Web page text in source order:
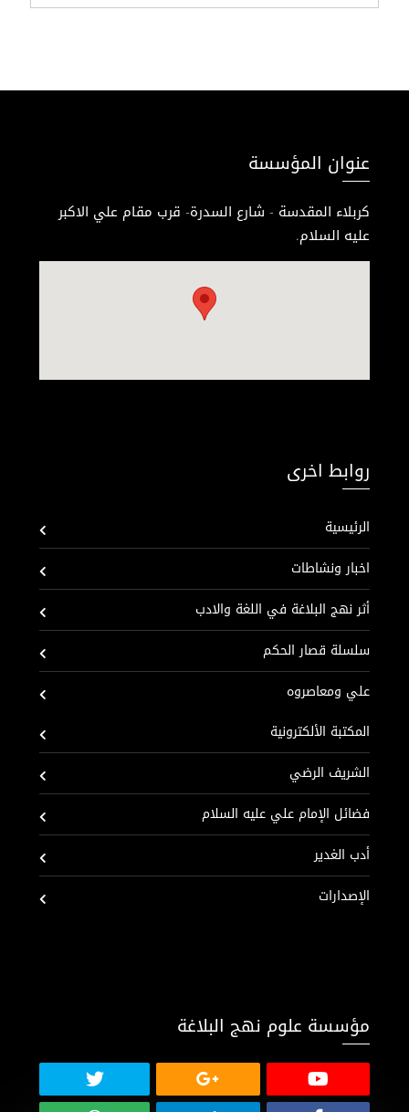
عنوان المؤسسة
كربلاء المقدسة - شارع السدرة- قرب مقام علي الاكبر
عليه السلام.
روابط اخرى
الرئيسية
اخبار ونشاطات
أثر نهج البلاغة في اللغة والادب
سلسلة قصار الحكم
علي ومعاصروه
المكتبة الألكترونية
الشريف الرضي
فضائل الإمام علي عليه السلام
أدب الغدير
الإصدارات
مؤسسة علوم نهج البلاغة